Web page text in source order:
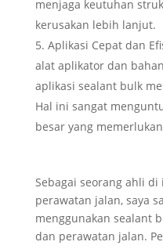
menjaga keutuhan
kerusakan lebih lanjut.
Aplikasi Cepat dan
alat aplikator dan
aplikasi sealant bulk
Hal ini sangat
besar yang
Sebagai seorang ahli
perawatan jalan, saya
menggunakan sealant
dan perawatan jalan.